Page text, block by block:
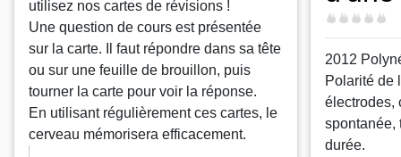
utilisez nos cartes de révisions !
Une question de cours est présentée
sur la carte. Il faut répondre dans sa tête
ou sur une feuille de brouillon, puis
tourner la carte pour voir la réponse.
En utilisant régulièrement ces cartes, le
cerveau mémorisera efficacement.
Difficulté
2012
Polarité de
électrodes,
spontanée,
durée.